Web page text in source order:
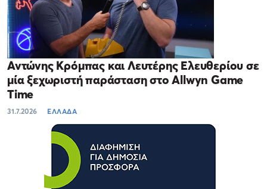
Αντώνης Κρόμπας και Λευτέρης Ελευθερίου σε
μία ξεχωριστή παράσταση στο Allwyn Game
Time
31.7.2026 ΕΛΛΑΔΑ